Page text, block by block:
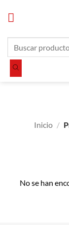
productos
Inicio /
No se han